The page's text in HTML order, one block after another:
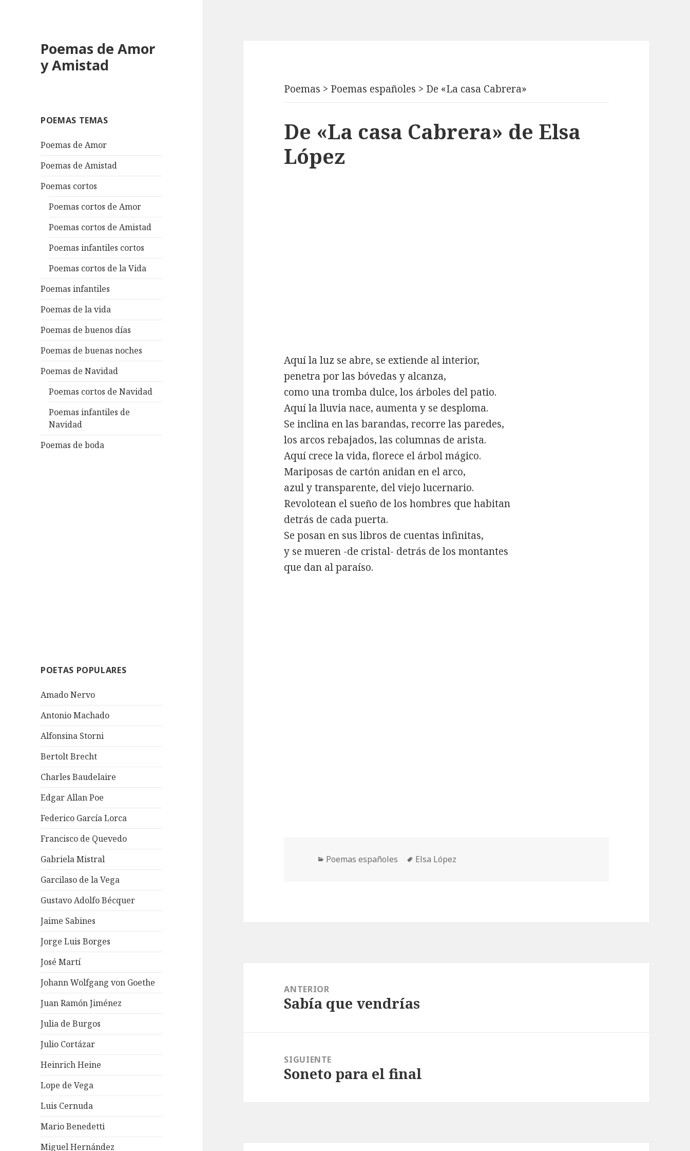
Poemas de Amor
y Amistad
POEMAS TEMAS
Poemas de Amor
Poemas de Amistad
Poemas cortos
Poemas cortos de Amor
Poemas cortos de Amistad
Poemas infantiles cortos
Poemas cortos de la Vida
Poemas infantiles
Poemas de la vida
Poemas de buenos días
Poemas de buenas noches
Poemas de Navidad
Poemas cortos de Navidad
Poemas infantiles de
Navidad
Poemas de boda
POETAS POPULARES
Amado Nervo
Antonio Machado
Alfonsina Storni
Bertolt Brecht
Charles Baudelaire
Edgar Allan Poe
Federico García Lorca
Francisco de Quevedo
Gabriela Mistral
Garcilaso de la Vega
Gustavo Adolfo Bécquer
Jaime Sabines
Jorge Luis Borges
José Martí
Johann Wolfgang von Goethe
Juan Ramón Jiménez
Julia de Burgos
Julio Cortázar
Heinrich Heine
Lope de Vega
Luis Cernuda
Mario Benedetti
Miguel Hernández
Poemas > Poemas españoles > De «La casa Cabrera»
De «La casa Cabrera» de Elsa
López
Aquí la luz se abre, se extiende al interior,
penetra por las bóvedas y alcanza,
como una tromba dulce, los árboles del patio.
Aquí la lluvia nace, aumenta y se desploma.
Se inclina en las barandas, recorre las paredes,
los arcos rebajados, las columnas de arista.
Aquí crece la vida, florece el árbol mágico.
Mariposas de cartón anidan en el arco,
azul y transparente, del viejo lucernario.
Revolotean el sueño de los hombres que habitan
detrás de cada puerta.
Se posan en sus libros de cuentas infinitas,
y se mueren -de cristal- detrás de los montantes
que dan al paraíso.
Categorías
Poemas españoles Etiquetas
Elsa López
entradas
ANTERIOR
Entrada
Sabía que vendrías
SIGUIENTE
Entrada
Soneto para el final